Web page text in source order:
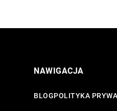
NAWIGACJA
BLOGPOLITYKA